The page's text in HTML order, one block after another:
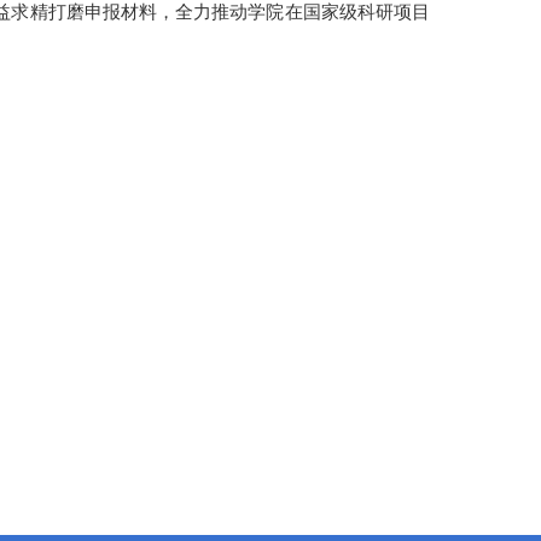
精打磨申报材料，全力推动学院在国家级科研项目